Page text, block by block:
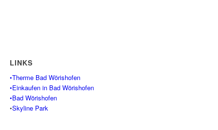
LINKS
•Therme Bad Wörishofen
•Einkaufen in Bad Wörishofen
•Bad Wörishofen
•Skyline Park